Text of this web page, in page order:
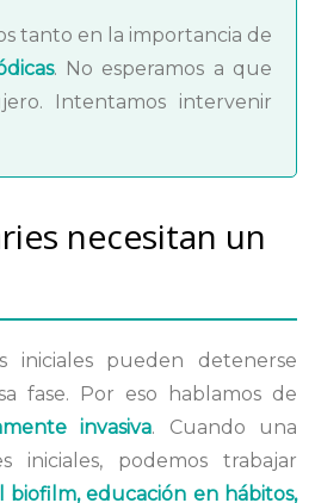
tanto en la importancia de
. No esperamos a que
Intentamos intervenir
necesitan un
iniciales pueden detenerse
fase. Por eso hablamos de
invasiva. Cuando una
iniciales, podemos trabajar
educación en hábitos,